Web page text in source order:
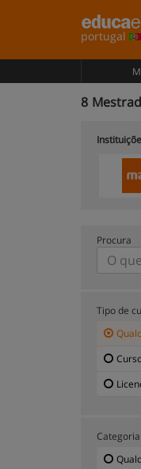
portugal
8
Procura
Tipo de
Categoria